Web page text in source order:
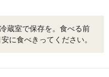
蔵室で保存を。食べる前
に食べきってください。